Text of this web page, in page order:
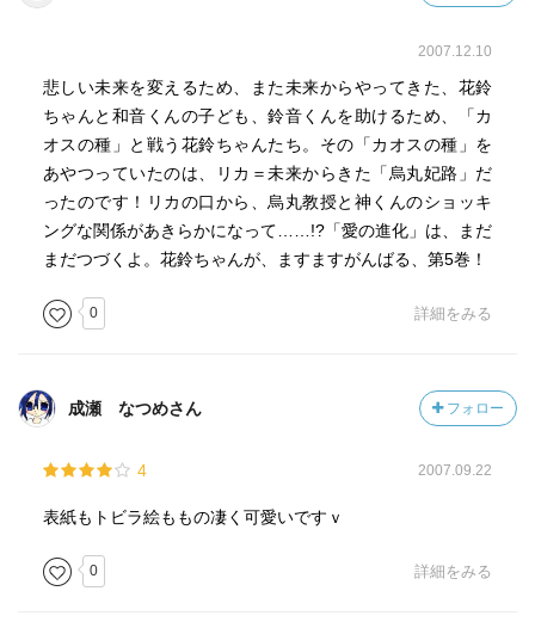
2007.12.10
悲しい未来を変えるため、また未来からやってきた、花鈴
ちゃんと和音くんの子ども、鈴音くんを助けるため、「カ
オスの種」と戦う花鈴ちゃんたち。その「カオスの種」を
あやつっていたのは、リカ＝未来からきた「烏丸妃路」だ
ったのです！リカの口から、烏丸教授と神くんのショッキ
ングな関係があきらかになって……!?「愛の進化」は、まだ
まだつづくよ。花鈴ちゃんが、ますますがんばる、第5巻！
0 詳細をみる
成瀬 なつめさん フォロー
4 2007.09.22
表紙もトビラ絵ももの凄く可愛いですｖ
0 詳細をみる